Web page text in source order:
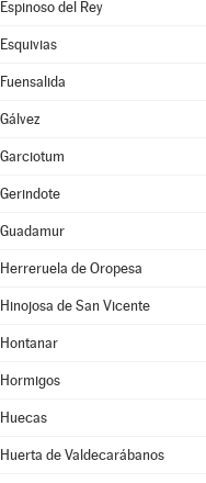
Espinoso del Rey
Esquivias
Fuensalida
Gálvez
Garciotum
Gerindote
Guadamur
Herreruela de Oropesa
Hinojosa de San Vicente
Hontanar
Hormigos
Huecas
Huerta de Valdecarábanos